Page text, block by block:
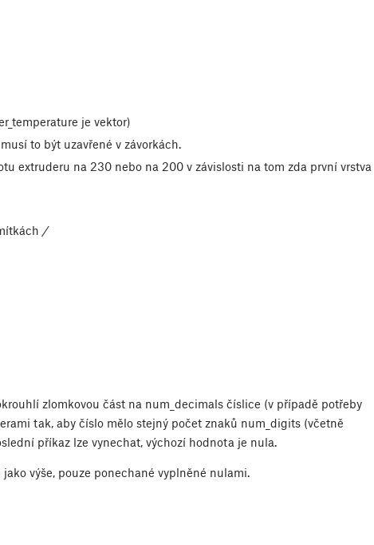
je vektor)
to být uzavřené v závorkách.
extruderu na 230 nebo na 200 v závislosti na tom zda první vrstva
/
zlomkovou část na num_decimals číslice (v případě potřeby
tak, aby číslo mělo stejný počet znaků num_digits (včetně
příkaz lze vynechat, výchozí hodnota je nula.
výše, pouze ponechané vyplněné nulami.